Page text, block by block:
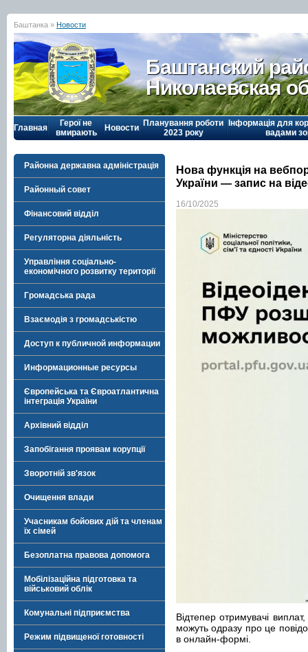
Баштанка » Новости
Баштанский
Николаевская
Главная
Герої не
вмирають
Новости Планування роботи
2023 року
Інформація для
вадами
Районна державна адміністрація
Районный совет
Фінансовий відділ
Регуляторна діяльність
Управління соціально-
економічного розвитку території
Громадська рада
Взаємодія з громадськістю
Доступ к публичной информации
Информационные ресурсы
Європейська та Євроатлантична
інтеграція України
Архівний відділ
Запобігання проявам корупції
Зворотній зв'язок
Очищення влади
Учасникам бойових дій та членам
їх сімей
Безоплатна правова допомога
Мобілізаційна підготовка та
військовий облік
Комунальні підприємства
Режим підвищеної готовності
Нова функція на
України — запис на
16/10/2025
Відтепер отримувачі
можуть одразу про це
в онлайн-формі.